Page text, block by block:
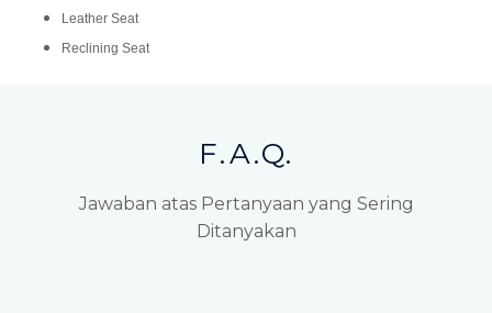
Leather Seat
Reclining Seat
F.A.Q.
Jawaban atas Pertanyaan yang Sering
Ditanyakan